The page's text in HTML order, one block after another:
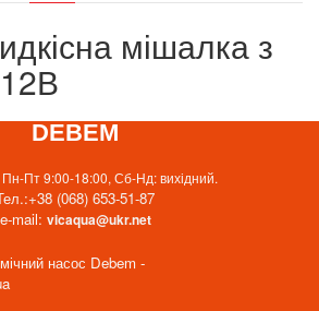
мішалка з
DEBEM
Пт 9:00-18:00, Сб-Нд: вихідний.
+38 (068) 653-51-87
e-mail: vicaqua@ukr.net
насос Debem -